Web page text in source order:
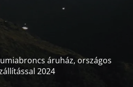
áruház, országos
2024